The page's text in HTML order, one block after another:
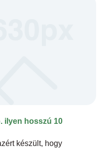
ilyen hosszú 10
készült, hogy